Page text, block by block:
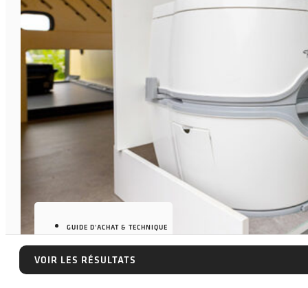
GUIDE D'ACHAT & TECHNIQUE
VOIR LES RÉSULTATS
VOIR LES RÉSULTATS